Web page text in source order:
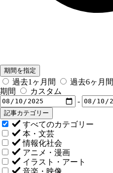
期間を指定
過去1ヶ月間 過去6ヶ月間
期間
カスタム
-
記事カテゴリー
すべてのカテゴリー
本・文芸
情報化社会
アニメ・漫画
イラスト・アート
音楽・映像